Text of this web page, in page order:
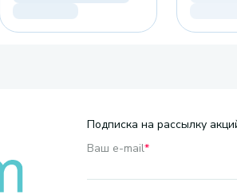
Подписка на рассылку
Ваш e-mail*